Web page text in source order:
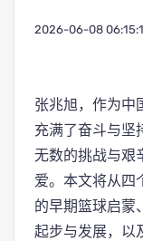
2026-06-08
张兆旭，作为中
充满了奋斗与坚
无数的挑战与艰
爱。本文将从四
的早期篮球启蒙
起步与发展，以